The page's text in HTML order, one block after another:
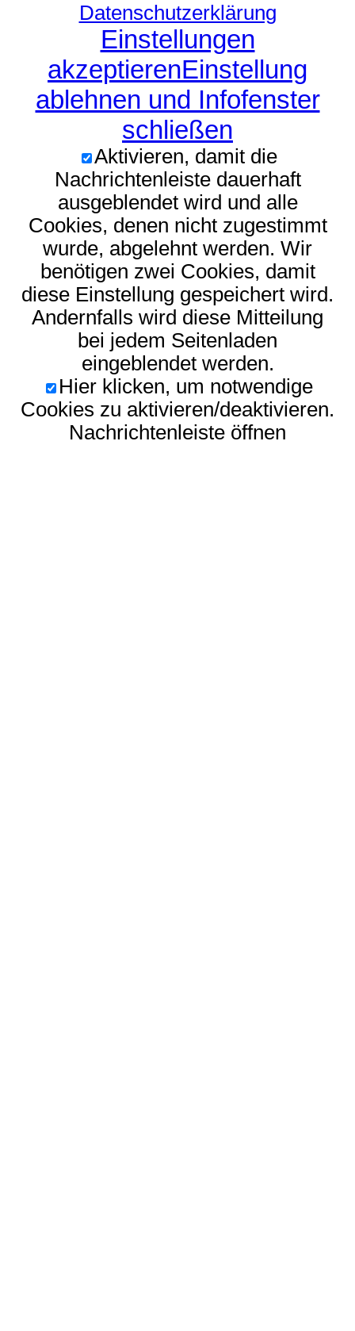
Datenschutzerklärung
Einstellungen
akzeptierenEinstellung
ablehnen und Infofenster
schließen
Aktivieren, damit die
Nachrichtenleiste dauerhaft
ausgeblendet wird und alle
Cookies, denen nicht zugestimmt
wurde, abgelehnt werden. Wir
benötigen zwei Cookies, damit
diese Einstellung gespeichert wird.
Andernfalls wird diese Mitteilung
bei jedem Seitenladen
eingeblendet werden.
Hier klicken, um notwendige
Cookies zu aktivieren/deaktivieren.
Nachrichtenleiste öffnen